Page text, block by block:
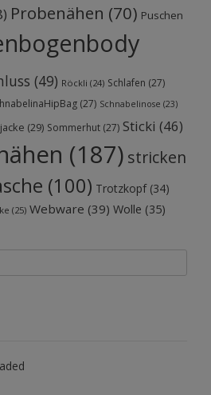
Probenähen (70) Puschen
(49) Röckli (24) Schlafen (27)
(27) Schnabelinose (23)
(29) Sommerhut (27) Sticki (46)
(187) stricken
(100) Trotzkopf(34)
(25) Webware (39) Wolle (35)